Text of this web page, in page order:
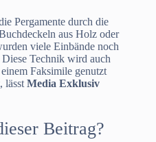
Pergamente durch die
aus Holz oder
viele Einbände noch
Technik wird auch
Faksimile genutzt
lässtMedia Exklusiv
Beitrag?